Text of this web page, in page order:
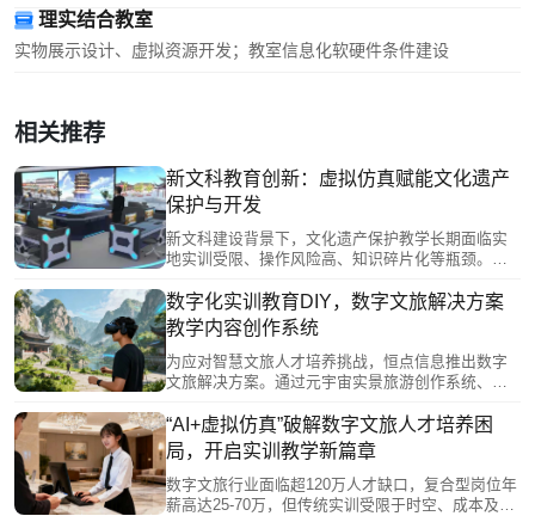
理实结合教室
实物展示设计、虚拟资源开发；教室信息化软硬件条件建设
相关推荐
新文科教育创新：虚拟仿真赋能文化遗产
保护与开发
新文科建设背景下，文化遗产保护教学长期面临实
地实训受限、操作风险高、知识碎片化等瓶颈。南
址，实现历史遗迹的“数字永生”。学生可在虚拟环境
中安全、反复进行测绘、保护方案设计等实践，打
破时空限制，整合多学科知识，系统提升保护与开
发综合能力。该技术以数字化创新重塑人才培养模
式，为文化遗产的永续传承提供支撑。
数字化实训教育DIY，数字文旅解决方案
教学内容创作系统
为应对智慧文旅人才培养挑战，恒点信息推出数字
文旅解决方案。通过元宇宙实景旅游创作系统、数
实融合的实训平台。该方案利用VR/AR、零代码工
具和AI技术，支持师生快速生成教学资源，自主设
计虚拟场景与互动内容，有效破解传统教学场景受
限、资源滞后等瓶颈，助力培养符合行业需求的复
合型人才。
“AI+虚拟仿真”破解数字文旅人才培养困
局，开启实训教学新篇章
数字文旅行业面临超120万人才缺口，复合型岗位年
薪高达25-70万，但传统实训受限于时空、成本及安